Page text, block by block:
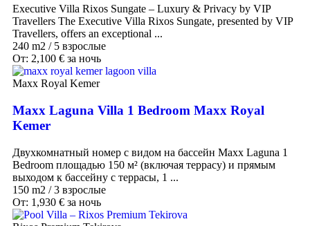
Executive Villa Rixos Sungate – Luxury & Privacy by VIP
Travellers The Executive Villa Rixos Sungate, presented by VIP
Travellers, offers an exceptional ...
240 m2 / 5 взрослые
От: 2,100 € за ночь
Maxx Royal Kemer
Maxx Laguna Villa 1 Bedroom Maxx Royal
Kemer
Двухкомнатный номер с видом на бассейн Maxx Laguna 1
Bedroom площадью 150 м² (включая террасу) и прямым
выходом к бассейну с террасы, 1 ...
150 m2 /3 взрослые
От: 1,930 € за ночь